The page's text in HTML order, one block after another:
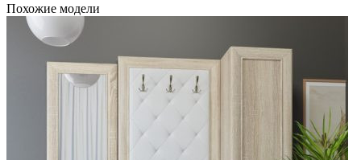
Похожие модели